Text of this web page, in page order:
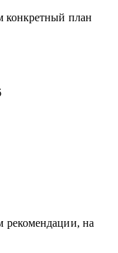
конкретный план
рекомендации, на